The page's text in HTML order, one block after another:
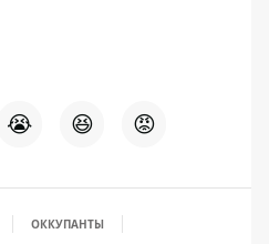
😭 😆 😡
ОККУПАНТЫ